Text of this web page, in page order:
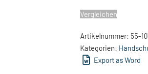
Vergleichen
Artikelnummer: 55-
Kategorien:
Export as Word